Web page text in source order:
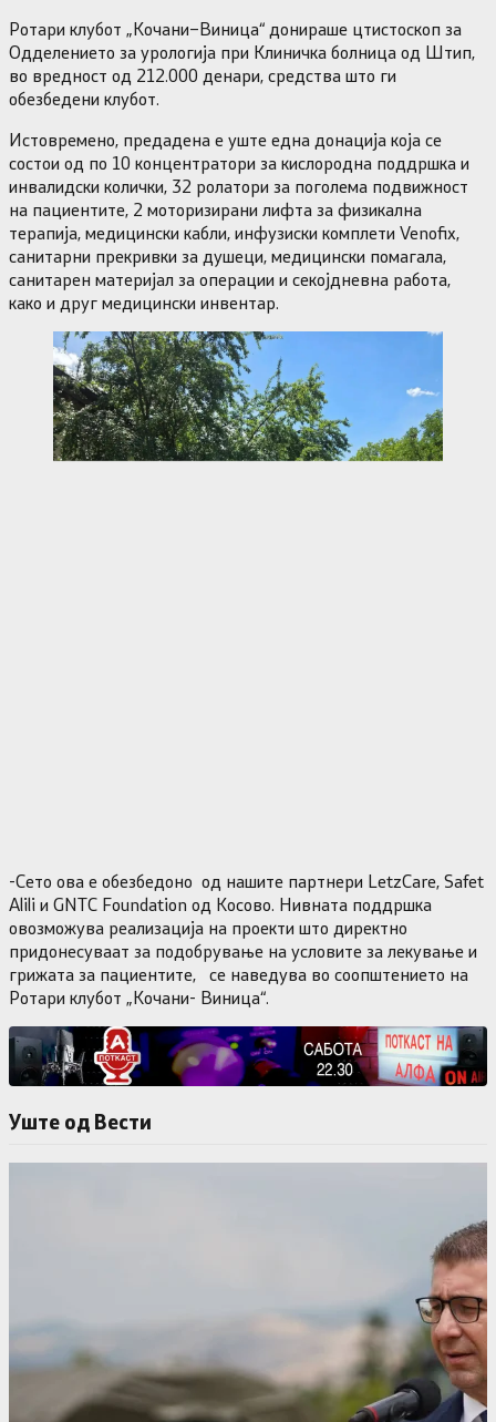
Ротари клубот „Кочани–Виница“ донираше цтистоскоп за
Одделението за урологија при Клиничка болница од Штип,
во вредност од 212.000 денари, средства што ги
обезбедени клубот.
Истовремено, предадена е уште една донација која се
состои од по 10 концентратори за кислородна поддршка и
инвалидски колички, 32 ролатори за поголема подвижност
на пациентите, 2 моторизирани лифта за физикална
терапија, медицински кабли, инфузиски комплети Venofix,
санитарни прекривки за душеци, медицински помагала,
санитарен материјал за операции и секојдневна работа,
како и друг медицински инвентар.
-Сето ова е обезбедоно од нашите партнери LetzCare, Safet
Alili и GNTC Foundation од Косово. Нивната поддршка
овозможува реализација на проекти што директно
придонесуваат за подобрување на условите за лекување и
грижата за пациентите, се наведува во соопштението на
Ротари клубот „Кочани- Виница“.
Уште од Вести